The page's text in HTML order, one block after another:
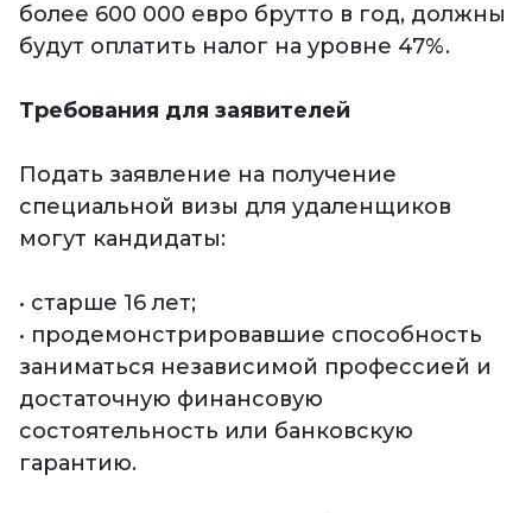
более 600 000 евро брутто в год, должны
будут оплатить налог на уровне 47%.
Требования для заявителей
Подать заявление на получение
специальной визы для удаленщиков
могут кандидаты:
• старше 16 лет;
• продемонстрировавшие способность
заниматься независимой профессией и
достаточную финансовую
состоятельность или банковскую
гарантию.